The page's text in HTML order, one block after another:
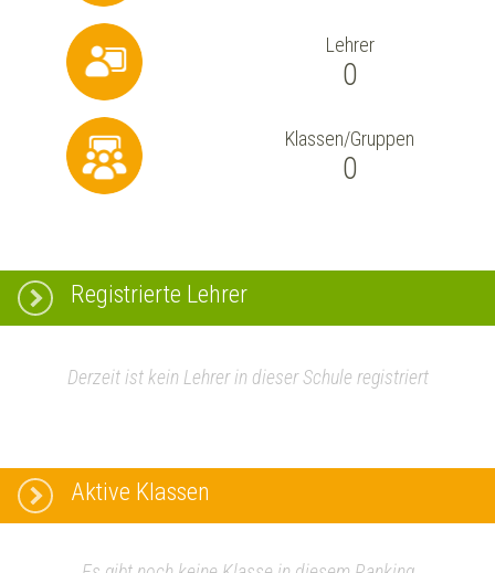
Lehrer
0
Klassen/Gruppen
0
Registrierte Lehrer
Derzeit ist kein Lehrer in dieser Schule registriert
Aktive Klassen